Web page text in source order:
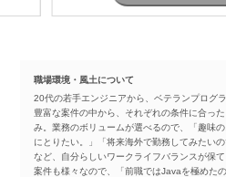
職場環境・風土について
20代の若手エンジニアから、ベテランプログ
豊富な案件の中から、それぞれの条件に合っ
み。業務のボリュームが選べるので、「趣味
にとりたい。」「将来海外で勤務してみたい
など、自分らしいワークライフバランスが保て
案件も様々なので、「前職ではJavaを極めた